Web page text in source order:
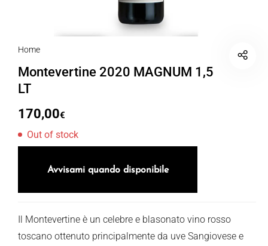
Home
Montevertine 2020 MAGNUM 1,5
LT
170,00€
Out of stock
Avvisami quando disponibile
Il Montevertine è un celebre e blasonato vino rosso
toscano ottenuto principalmente da uve Sangiovese e